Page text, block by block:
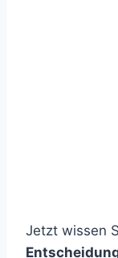
Jetzt wissen